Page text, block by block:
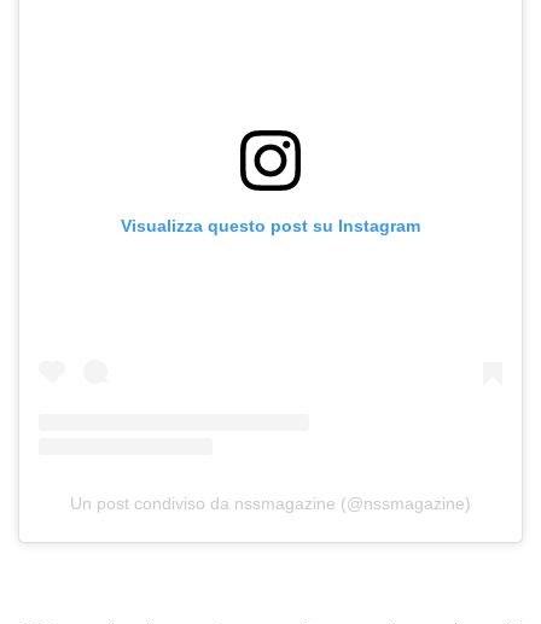
Visualizza questo post su Instagram
Un post condiviso da nssmagazine (@nssmagazine)